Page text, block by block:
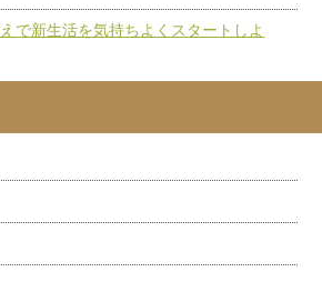
で新生活を気持ちよくスタートしよ